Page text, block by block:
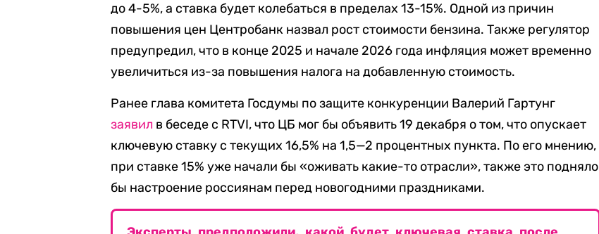
до 4-5%, а ставка будет колебаться в пределах 13-15%. Одной из причин
повышения цен Центробанк назвал рост стоимости бензина. Также регулятор
предупредил, что в конце 2025 и начале 2026 года инфляция может временно
увеличиться из-за повышения налога на добавленную стоимость.
Ранее глава комитета Госдумы по защите конкуренции Валерий Гартунг
заявил в беседе с RTVI, что ЦБ мог бы объявить 19 декабря о том, что опускает
ключевую ставку с текущих 16,5% на 1,5—2 процентных пункта. По его мнению,
при ставке 15% уже начали бы «оживать какие-то отрасли», также это подняло
бы настроение россиянам перед новогодними праздниками.